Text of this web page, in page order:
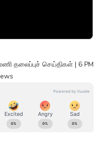
தலைப்புச் செய்திகள் | 6 PM